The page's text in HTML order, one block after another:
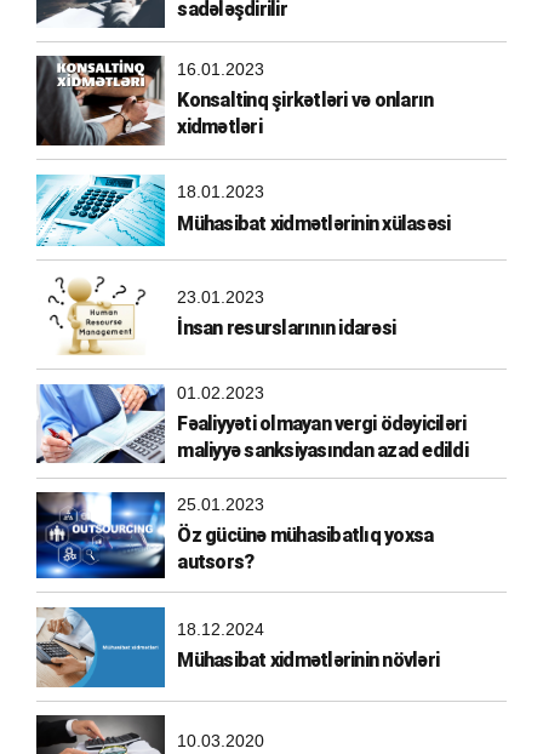
sadələşdirilir
16.01.2023
Konsaltinq şirkətləri və onların
xidmətləri
18.01.2023
Mühasibat xidmətlərinin xülasəsi
23.01.2023
İnsan resurslarının idarəsi
01.02.2023
Fəaliyyəti olmayan vergi ödəyiciləri
maliyyə sanksiyasından azad edildi
25.01.2023
Öz gücünə mühasibatlıq yoxsa
autsors?
18.12.2024
Mühasibat xidmətlərinin növləri
10.03.2020